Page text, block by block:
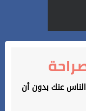
عنك بدون أن